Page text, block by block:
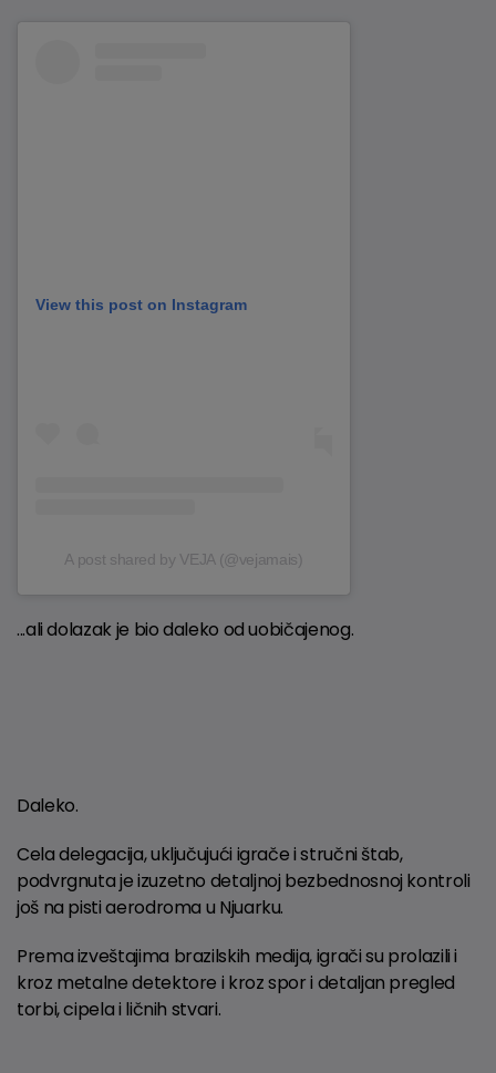
View this post on Instagram
A post shared by VEJA (@vejamais)
...ali dolazak je bio daleko od uobičajenog.
Daleko.
Cela delegacija, uključujući igrače i stručni štab,
podvrgnuta je izuzetno detaljnoj bezbednosnoj kontroli
još na pisti aerodroma u Njuarku.
Prema izveštajima brazilskih medija, igrači su prolazili i
kroz metalne detektore i kroz spor i detaljan pregled
torbi, cipela i ličnih stvari.